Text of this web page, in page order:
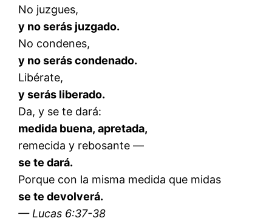
No juzgues,
y no serás juzgado.
No condenes,
y no serás condenado.
Libérate,
y serás liberado.
Da, y se te dará:
medida buena, apretada,
remecida y rebosante —
se te dará.
Porque con la misma medida que midas
se te devolverá.
— Lucas 6:37-38